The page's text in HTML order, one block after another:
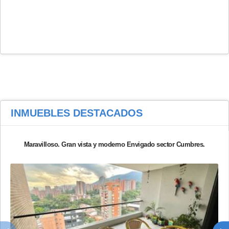
INMUEBLES DESTACADOS
Maravilloso. Gran vista y moderno Envigado sector Cumbres.